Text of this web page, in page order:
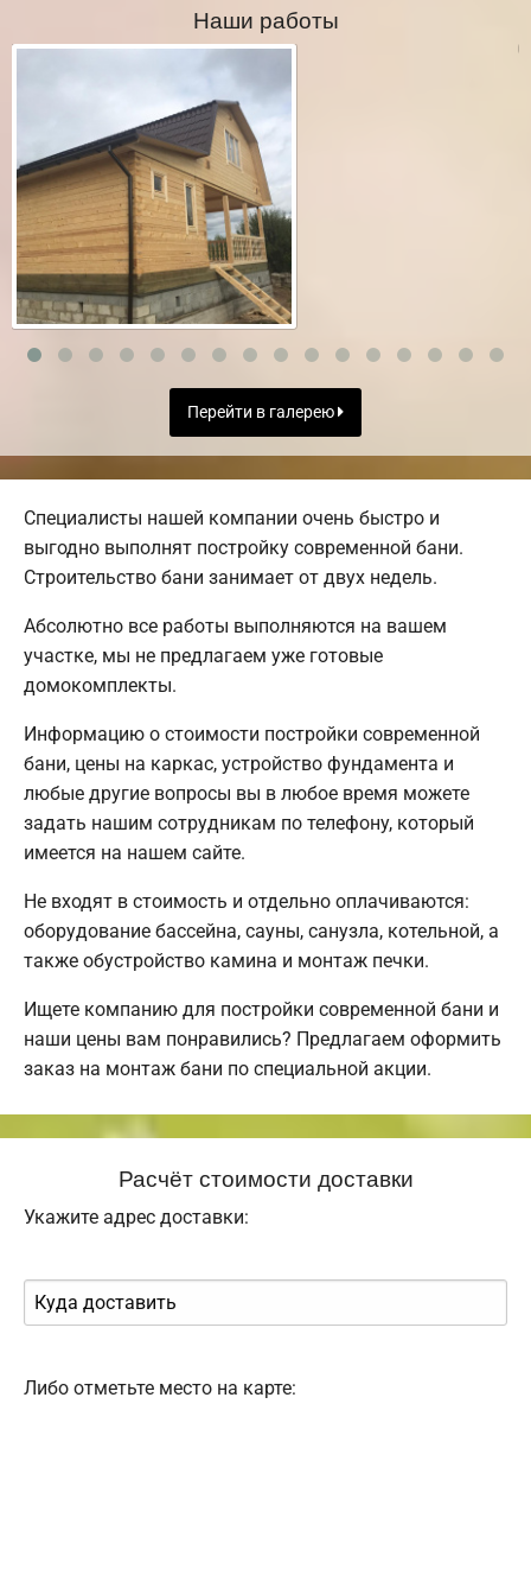
Наши работы
Перейти в галерею
Специалисты нашей компании очень быстро и
выгодно выполнят постройку современной бани.
Строительство бани занимает от двух недель.
Абсолютно все работы выполняются на вашем
участке, мы не предлагаем уже готовые
домокомплекты.
Информацию о стоимости постройки современной
бани, цены на каркас, устройство фундамента и
любые другие вопросы вы в любое время можете
задать нашим сотрудникам по телефону, который
имеется на нашем сайте.
Не входят в стоимость и отдельно оплачиваются:
оборудование бассейна, сауны, санузла, котельной, а
также обустройство камина и монтаж печки.
Ищете компанию для постройки современной бани и
наши цены вам понравились? Предлагаем оформить
заказ на монтаж бани по специальной акции.
Расчёт стоимости доставки
Укажите адрес доставки:
Либо отметьте место на карте: